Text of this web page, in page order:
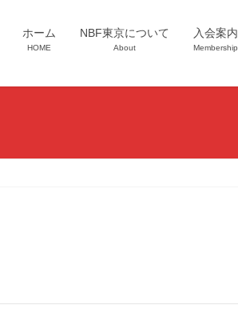
ホーム
HOME
NBF東京について
About
入会案内
Membership